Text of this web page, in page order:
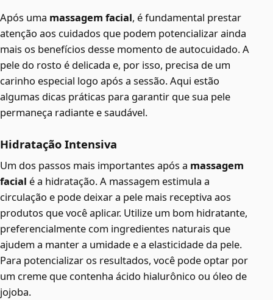
Após uma massagem facial, é fundamental prestar
atenção aos cuidados que podem potencializar ainda
mais os benefícios desse momento de autocuidado. A
pele do rosto é delicada e, por isso, precisa de um
carinho especial logo após a sessão. Aqui estão
algumas dicas práticas para garantir que sua pele
permaneça radiante e saudável.
Hidratação Intensiva
Um dos passos mais importantes após a massagem
facial é a hidratação. A massagem estimula a
circulação e pode deixar a pele mais receptiva aos
produtos que você aplicar. Utilize um bom hidratante,
preferencialmente com ingredientes naturais que
ajudem a manter a umidade e a elasticidade da pele.
Para potencializar os resultados, você pode optar por
um creme que contenha ácido hialurônico ou óleo de
jojoba.